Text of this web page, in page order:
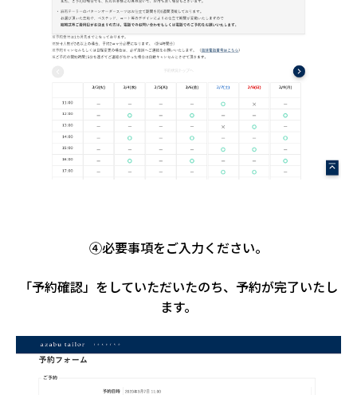
④必要事項をご入力ください。
「予約確認」をしていただいたのち、予約が完了いたし
ます。